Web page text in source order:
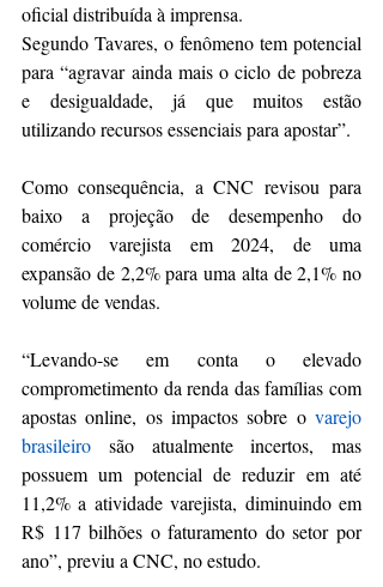
oficial distribuída à imprensa.
Segundo Tavares, o fenômeno tem potencial
para “agravar ainda mais o ciclo de pobreza
e desigualdade, já que muitos estão
utilizando recursos essenciais para apostar”.
Como consequência, a CNC revisou para
baixo a projeção de desempenho do
comércio varejista em 2024, de uma
expansão de 2,2% para uma alta de 2,1% no
volume de vendas.
“Levando-se em conta o elevado
comprometimento da renda das famílias com
apostas online, os impactos sobre o varejo
brasileiro são atualmente incertos, mas
possuem um potencial de reduzir em até
11,2% a atividade varejista, diminuindo em
R$ 117 bilhões o faturamento do setor por
ano”, previu a CNC, no estudo.